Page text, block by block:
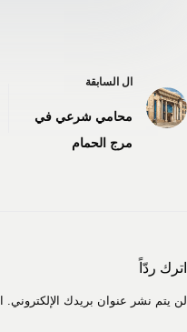
ال السابقة
محامي شرعي في
مرج الحمام
اترك ردّاً
لن يتم نشر عنوان بريدك الإلكتروني.